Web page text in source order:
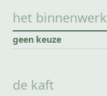
het binnenwerk
geen keuze
de kaft